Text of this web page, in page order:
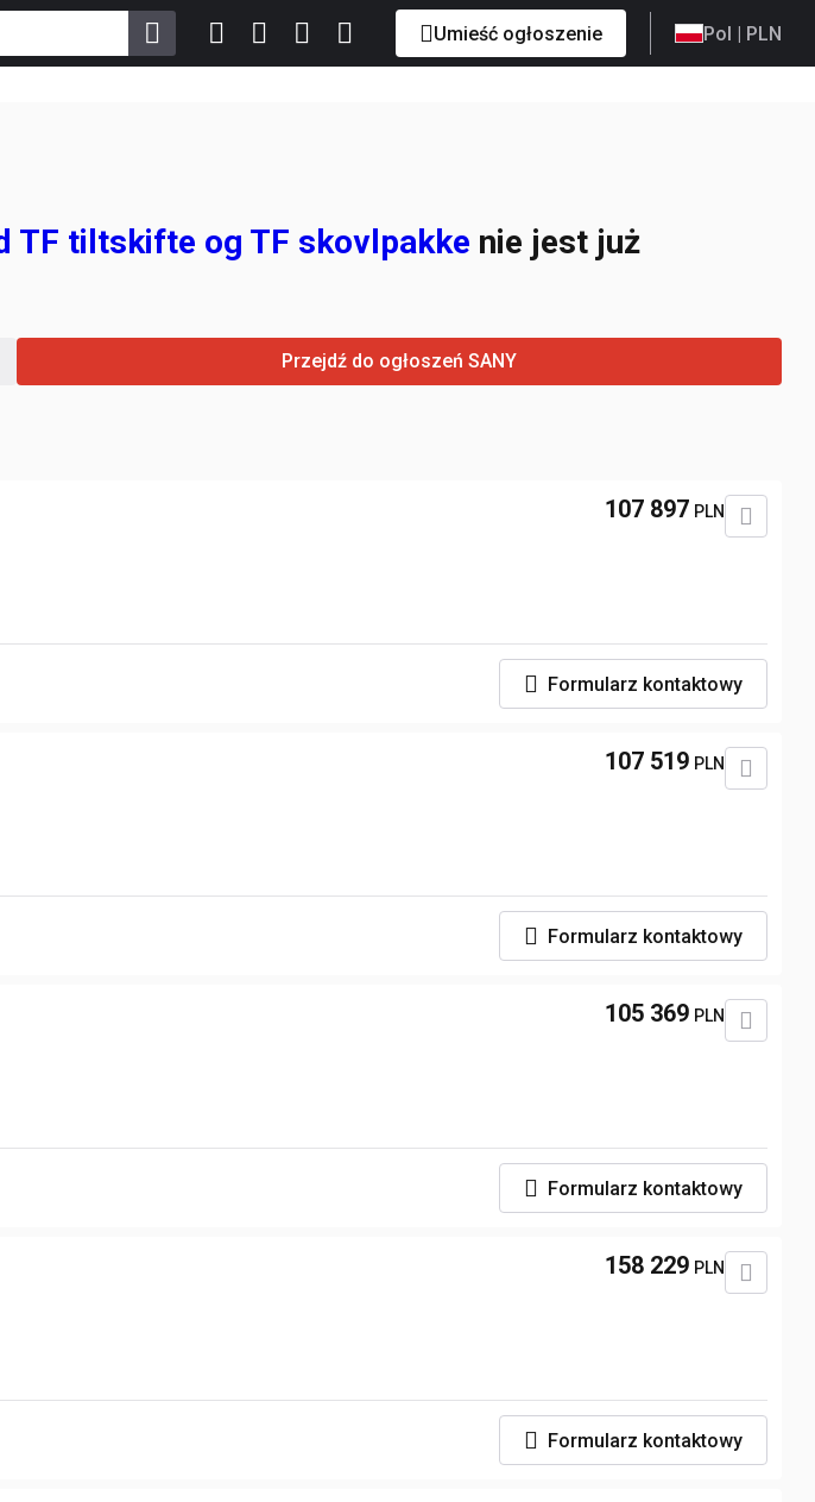
Umieść ogłoszenie Pol | PLN
TF tiltskifte og TF skovlpakke nie jest już
Przejdź do ogłoszeń SANY
107 897 PLN
Formularz kontaktowy
107 519 PLN
Formularz kontaktowy
105 369 PLN
Formularz kontaktowy
158 229 PLN
Formularz kontaktowy